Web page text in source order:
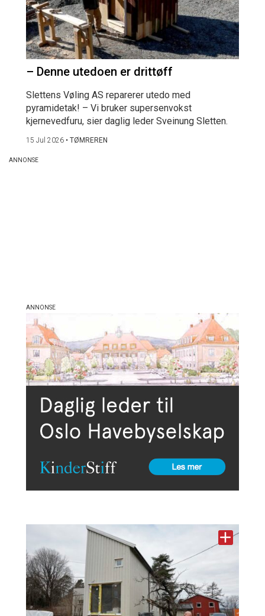
– Denne utedoen er drittøff
Slettens Vøling AS reparerer utedo med
pyramidetak! – Vi bruker supersenvokst
kjernevedfuru, sier daglig leder Sveinung Sletten.
15 Jul 2026 • TØMREREN